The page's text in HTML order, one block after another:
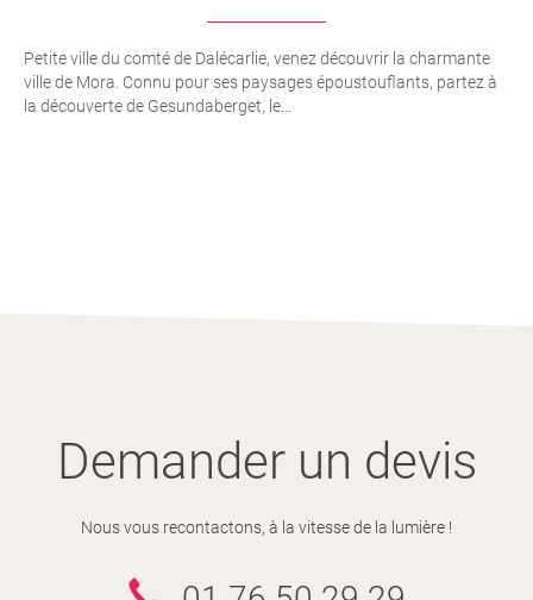
Petite ville du comté de Dalécarlie, venez découvrir la charmante
ville de Mora. Connu pour ses paysages époustouflants, partez à
la découverte de Gesundaberget, le...
Demander un devis
Nous vous recontactons, à la vitesse de la lumière !